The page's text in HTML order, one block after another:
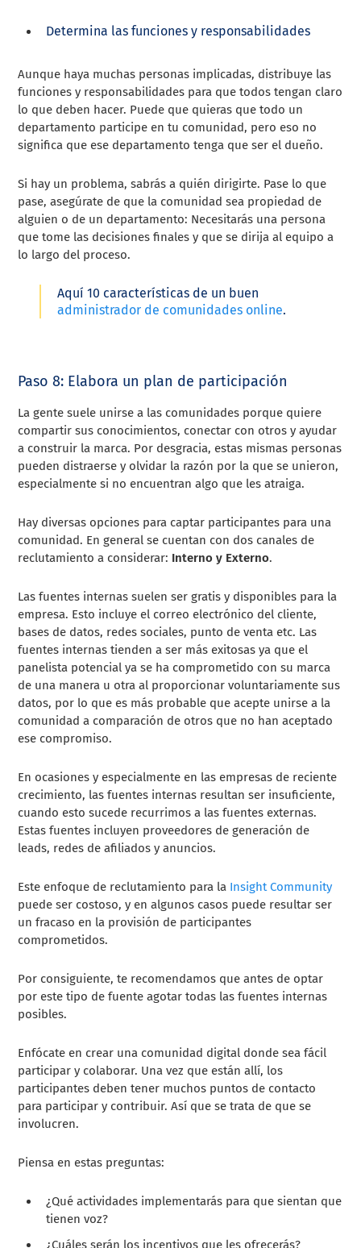
Determina las funciones y responsabilidades
Aunque haya muchas personas implicadas, distribuye las
funciones y responsabilidades para que todos tengan claro
lo que deben hacer. Puede que quieras que todo un
departamento participe en tu comunidad, pero eso no
significa que ese departamento tenga que ser el dueño.
Si hay un problema, sabrás a quién dirigirte. Pase lo que
pase, asegúrate de que la comunidad sea propiedad de
alguien o de un departamento: Necesitarás una persona
que tome las decisiones finales y que se dirija al equipo a
lo largo del proceso.
Aquí 10 características de un buen
administrador de comunidades online.
Paso 8: Elabora un plan de participación
La gente suele unirse a las comunidades porque quiere
compartir sus conocimientos, conectar con otros y ayudar
a construir la marca. Por desgracia, estas mismas personas
pueden distraerse y olvidar la razón por la que se unieron,
especialmente si no encuentran algo que les atraiga.
Hay diversas opciones para captar participantes para una
comunidad. En general se cuentan con dos canales de
reclutamiento a considerar: Interno y Externo.
Las fuentes internas suelen ser gratis y disponibles para la
empresa. Esto incluye el correo electrónico del cliente,
bases de datos, redes sociales, punto de venta etc. Las
fuentes internas tienden a ser más exitosas ya que el
panelista potencial ya se ha comprometido con su marca
de una manera u otra al proporcionar voluntariamente sus
datos, por lo que es más probable que acepte unirse a la
comunidad a comparación de otros que no han aceptado
ese compromiso.
En ocasiones y especialmente en las empresas de reciente
crecimiento, las fuentes internas resultan ser insuficiente,
cuando esto sucede recurrimos a las fuentes externas.
Estas fuentes incluyen proveedores de generación de
leads, redes de afiliados y anuncios.
Este enfoque de reclutamiento para la Insight Community
puede ser costoso, y en algunos casos puede resultar ser
un fracaso en la provisión de participantes
comprometidos.
Por consiguiente, te recomendamos que antes de optar
por este tipo de fuente agotar todas las fuentes internas
posibles.
Enfócate en crear una comunidad digital donde sea fácil
participar y colaborar. Una vez que están allí, los
participantes deben tener muchos puntos de contacto
para participar y contribuir. Así que se trata de que se
involucren.
Piensa en estas preguntas:
¿Qué actividades implementarás para que sientan que
tienen voz?
¿Cuáles serán los incentivos que les ofrecerás?